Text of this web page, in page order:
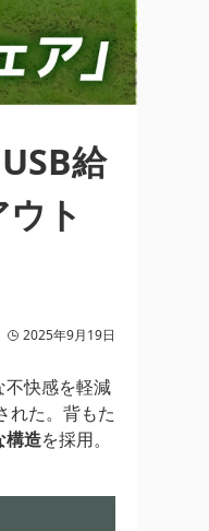
給
ト
2025年9月19日
不快感を軽減
れた。背もた
構造を採用。